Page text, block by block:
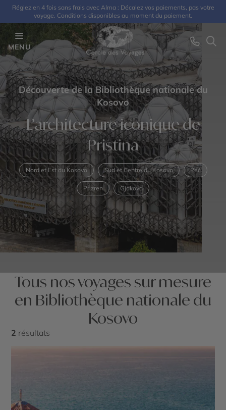
Réglez en 4 fois sans frais avec Alma : Décalez vos paiements, pas votre
voyage. Conditions disponibles au moment du paiement.
MENU
Découverte de la Bibliothèque nationale du
Kosovo
L’architecture iconique de
Pristina
Nord et Est du Kosovo Sud et Centre du Kosovo Peć
Prizren Gjakova
Tous nos voyages sur mesure
en Bibliothèque nationale du
Kosovo
2 résultats